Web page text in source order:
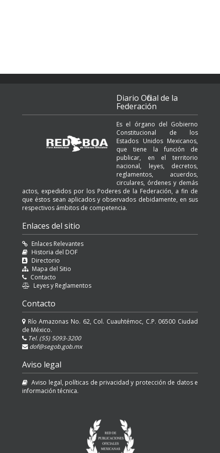
Diario Oficial de la
Federación
Es el órgano del Gobierno
Constitucional de los
Estados Unidos Mexicanos,
que tiene la función de
publicar, en el territorio
nacional, leyes, decretos,
reglamentos, acuerdos,
circulares, órdenes y demás
actos, expedidos por los Poderes de la Federación, a fin de
que éstos sean aplicados y observados debidamente, en sus
respectivos ámbitos de competencia.
Enlaces del sitio
Enlaces Relevantes
Historia del DOF
Directorio
Mapa del Sitio
Contacto
Leyes y Reglamentos
Contacto
Río Amazonas No. 62, Col. Cuauhtémoc, C.P. 06500 Ciudad
de México.
Tel. (55) 5093-3200
dof@segob.gob.mx
Aviso legal
Aviso legal, políticas de privacidad y protección de datos e
información técnica.